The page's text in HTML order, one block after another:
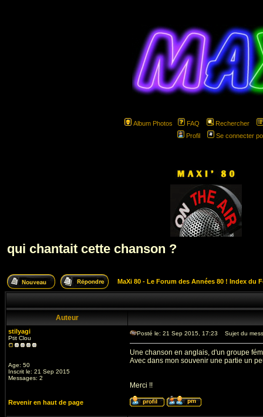
Album Photos FAQ
Rechercher
Profil
Se connecter
qui chantait cette chanson ?
MaXi 80 - Le Forum des Années 80 ! Index du
Auteur
stilyagi
Ptit Clou
Age: 50
Inscrit le: 21 Sep 2015
Messages: 2
Posté le: 21 Sep 2015, 17:23 Sujet du
Une chanson en anglais, d'un groupe
Avec dans mon souvenir une partie un
Merci !!
Revenir en haut de page